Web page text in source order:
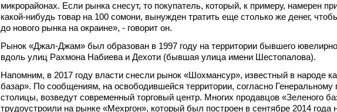
микрорайонах. Если рынка снесут, то покупатель, который, к примеру, намерен
какой-нибудь товар на 100 сомони, вынужден тратить еще столько же денег,
до нового рынка на окраине», - говорит он.
Рынок «Джал-Джам» был образован в 1997 году на территории бывшего
вдоль улиц Рахмона Набиева и Дехоти (бывшая улица имени Шестопалова).
Напомним, в 2017 году власти снесли рынок «Шохмансур», известный в народе
базар». По сообщениям, на освободившейся территории, согласно Генеральному
столицы, возведут современный торговый центр. Многих продавцов «Зеленого
трудоустроили на рынке «Мехргон», который был построен в сентябре 2014 года